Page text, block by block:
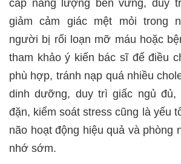
cấp năng lượng bền vững, duy
giảm cảm giác mệt mỏi trong
người bị rối loạn mỡ máu hoặc
tham khảo ý kiến bác sĩ để điều
phù hợp, tránh nạp quá nhiều
dinh dưỡng, duy trì giấc ngủ đủ,
đặn, kiểm soát stress cũng là yếu
não hoạt động hiệu quả và phòng
nhớ sớm.